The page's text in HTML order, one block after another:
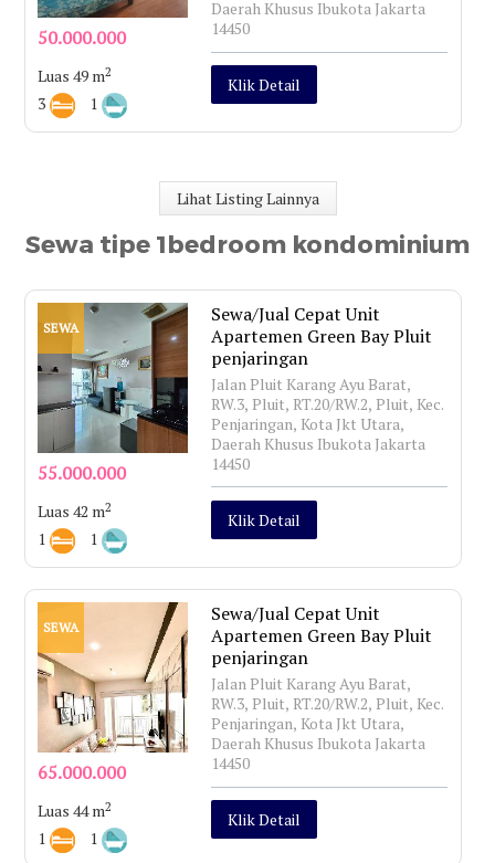
50.000.000
Luas 49 m2
3 1
Daerah Khusus Ibukota Jakarta
14450
Klik Detail
Lihat Listing Lainnya
Sewa tipe 1bedroom kondominium
SEWA
55.000.000
Luas 42 m2
1 1
Sewa/Jual Cepat Unit
Apartemen Green Bay Pluit
penjaringan
Jalan Pluit Karang Ayu Barat,
RW.3, Pluit, RT.20/RW.2, Pluit, Kec.
Penjaringan, Kota Jkt Utara,
Daerah Khusus Ibukota Jakarta
14450
Klik Detail
SEWA
65.000.000
Luas 44 m2
1 1
Sewa/Jual Cepat Unit
Apartemen Green Bay Pluit
penjaringan
Jalan Pluit Karang Ayu Barat,
RW.3, Pluit, RT.20/RW.2, Pluit, Kec.
Penjaringan, Kota Jkt Utara,
Daerah Khusus Ibukota Jakarta
14450
Klik Detail